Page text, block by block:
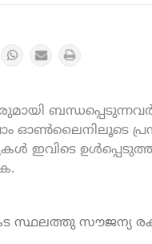
ഓൺലൈനിലൂടെ
ഇവിടെ
സ്ഥലത്തു സൗജന്യ